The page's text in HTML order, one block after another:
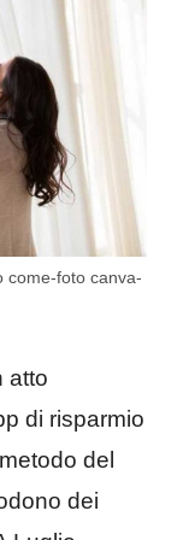
come-foto canva-
atto
di risparmio
del
dei